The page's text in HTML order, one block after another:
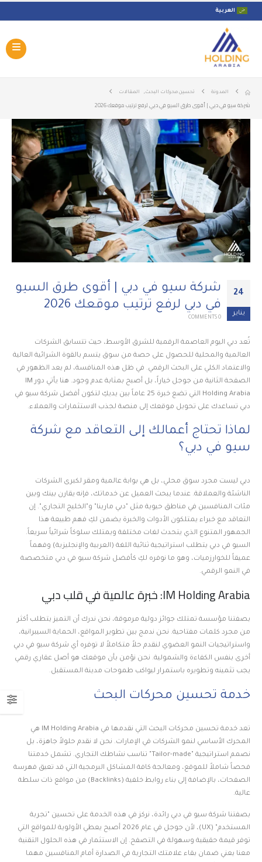
العربية
المدونة تحسين محركات البحث, المقالات
شركة سيو في دبي | أقوى طرق السيو في دبي لرفع ترتيب موقعك 2026
24
يناير
شركة سيو في دبي | أقوى طرق السيو
في دبي لرفع ترتيب موقعك 2026
0 COMMENTS
تُعد دبي اليوم العاصمة الرقمية للشرق الأوسط، حيث تتسابق الشركات
العالمية والمحلية للحصول على حصة من سوق يتسم بالقوة الشرائية العالية
والاعتماد الكلي على البحث الرقمي. في ظل هذه المنافسة، لم يعد الظهور في
الصفحة الثانية من جوجل خياراً، بل أصبح بمثابة عدم وجود. هنا يأتي دور IM
Holding Arabia التي تضع خبرة 25 عاماً بين يديكِ لتكون أفضل شركة سيو في
دبي تساعدك على تحويل موقعك إلى منصة لجذب الاستثمارات والعملاء.
لماذا تحتاج أعمالك إلى التعاقد مع شركة
سيو في دبي؟
دبي ليست مجرد سوق محلي، بل هي بوابة عالمية ومقر لكبرى الشركات
الناشئة والعملاقة. عندما يبحث العميل عن خدماتك، فإنه يقارن بينك وبين
مئات المنافسين في مناطق حيوية مثل "دبي مارينا" و"الخليج التجاري". إن
التعاقد مع خبراء يمتلكون الأدوات والخبرة يضمن لكِ فهم طبيعة هذا
الجمهور المتنوع الذي يتحدث لغات مختلفة ويمتلك سلوكاً شرائياً سريعاً.
السيو في دبي يتطلب استراتيجية ثنائية اللغة (العربية والإنجليزية) وفهماً
عميقاً للخوارزميات، وهو ما نوفره لكِ كأفضل شركة سيو في دبي متخصصة
في النمو الرقمي.
IM Holding Arabia: خبرة عالمية في قلب دبي
بصفتنا مؤسسة تمتلك جوائز دولية مرموقة، نحن ندرك أن التميز يتطلب أكثر
من مجرد كلمات مفتاحية. نحن ندمج بين تطوير المواقع، الحماية السيبرانية،
واستراتيجيات النمو العضوي لنقدم حلاً متكاملاً لا توفره أي شركة سيو في دبي
أخرى بنفس الكفاءة والشمولية. نحن نؤمن بأن موقعك هو أصل عقاري رقمي
يجب تثمينه وتطويره باستمرار ليواكب طموحات مدينة المستقبل.
خدمة تحسين محركات البحث
تعد خدمة تحسين محركات البحث التي نقدمها في IM Holding Arabia هي
المحرك الأساسي لنمو الشركات في الإمارات. نحن لا نقدم حلولاً جاهزة، بل
نصمم استراتيجية "Tailor-made" تناسب نشاطك التجاري. تشمل خدمتنا
فحصاً شاملاً للموقع، ومعالجة كافة المشاكل البرمجية التي قد تعيق فهرسة
الصفحات، بالإضافة إلى بناء روابط خلفية (Backlinks) من مواقع ذات سلطة
عالية.
بصفتنا شركة سيو في دبي رائدة، نركز في هذه الخدمة على تحسين "تجربة
المستخدم" (UX)، لأن جوجل في عام 2026 أصبح يعطي الأولوية للمواقع التي
توفر قيمة حقيقية وسهولة في التصفح. إن الاستثمار في هذه الحلول التقنية
معنا يعني ضمان بقاء علامتك التجارية في الصدارة أمام المنافسين مهما